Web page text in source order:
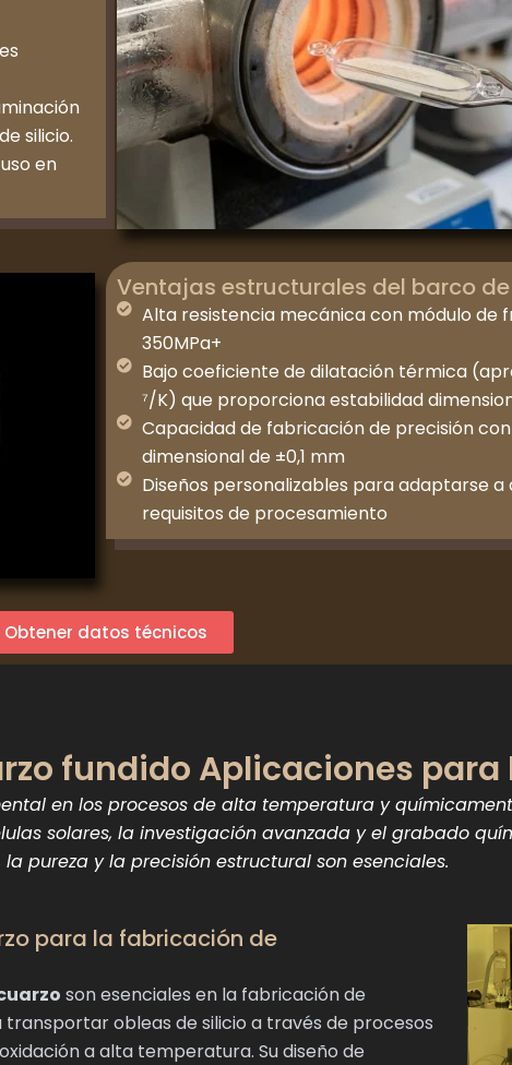
silicio.
en
Ventajas estructurales del barco
Alta resistencia mecánica con módulo de
350MPa+
Bajo coeficiente de dilatación térmica
⁷/K) que proporciona estabilidad
Capacidad de fabricación de precisión
dimensional de ±0,1 mm
Diseños personalizables para adaptarse
requisitos de procesamiento
Obtener datos técnicos
fundido Aplicaciones
en los procesos de alta temperatura y
solares, la investigación avanzada y el grabado
pureza y la precisión estructural son esenciales.
para la fabricación de
son esenciales en la fabricación de
obleas de silicio a través de procesos
a alta temperatura. Su diseño de